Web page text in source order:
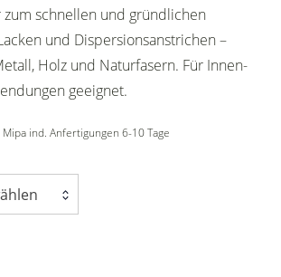
schnellen und gründlichen
und Dispersionsanstrichen –
Holz und Naturfasern. Für Innen-
geeignet.
, Mipa ind. Anfertigungen 6-10 Tage